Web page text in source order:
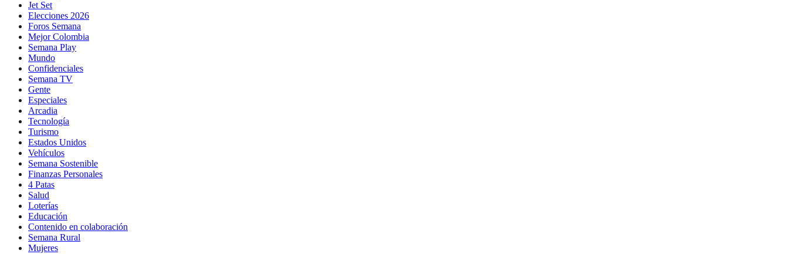
Jet Set
Elecciones 2026
Foros Semana
Mejor Colombia
Semana Play
Mundo
Confidenciales
Semana TV
Gente
Especiales
Arcadia
Tecnología
Turismo
Estados Unidos
Vehículos
Semana Sostenible
Finanzas Personales
4 Patas
Salud
Loterías
Educación
Contenido en colaboración
Semana Rural
Mujeres